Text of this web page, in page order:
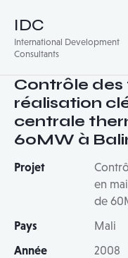
IDC
International Development
Consultants
Contrôle
réalisation
centrale
60MW à
Projet
en
de
Pays
Mali
Année
2008